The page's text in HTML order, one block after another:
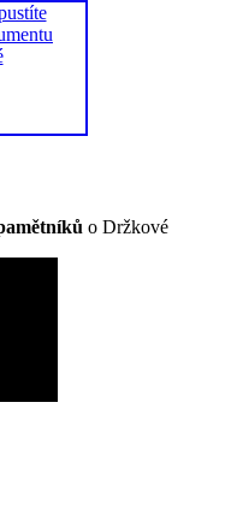
o Držkové